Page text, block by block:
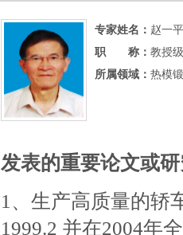
专家姓名： 赵一平
职 称： 教授
所属领域： 热模
发表的重要论文或
1、生产高质量的轿
1999.2 并在2004年